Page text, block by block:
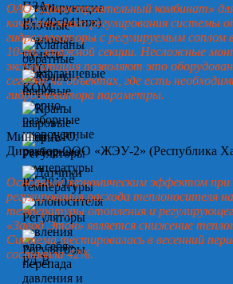
ОАО «Домостроительный комбинат»
качественного регулирования системы
гидроэлеваторы с регулируемым соплом
10-ти этажной секции. Несложные
эксплуатация позволяют это
сегодня на объектах, где есть
гидроэлеватора параметры.
Минин А.Ю.
Директор ООО «ЖЭУ-2» (Республика
Основным экономическим эффектом при
регулирования расхода теплоносителя
температуры отопления и
«Завод Этон» является снижение
Система тестировалась в весенний
составила 42%.